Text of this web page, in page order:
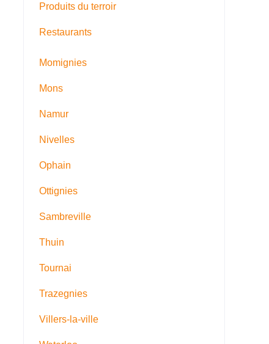
Produits du terroir
Restaurants
Momignies
Mons
Namur
Nivelles
Ophain
Ottignies
Sambreville
Thuin
Tournai
Trazegnies
Villers-la-ville